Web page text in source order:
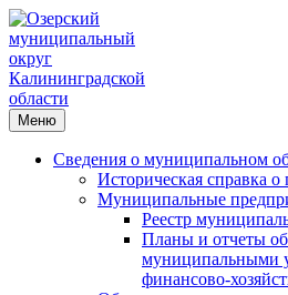
Меню
Сведения о муниципальном
Историческая справка о
Муниципальные
Реестр
Планы и отчеты
муниципальными
финансово-